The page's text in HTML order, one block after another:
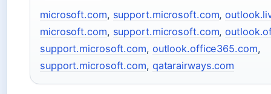
microsoft.com, support.microsoft.com,
microsoft.com, support.microsoft.com,
support.microsoft.com, outlook.office365.com,
support.microsoft.com, qatarairways.com